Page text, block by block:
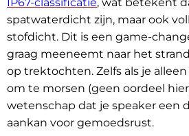
spatwaterdicht zijn, maar ook
stofdicht. Dit is een game-
graag meeneemt naar het
op trektochten. Zelfs als je
om te morsen (geen oordeel
wetenschap dat je speaker een
aankan voor gemoedsrust.